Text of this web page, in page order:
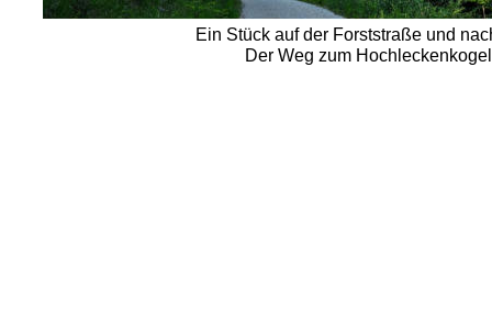
Ein Stück auf der Forststraße und
Der Weg zum